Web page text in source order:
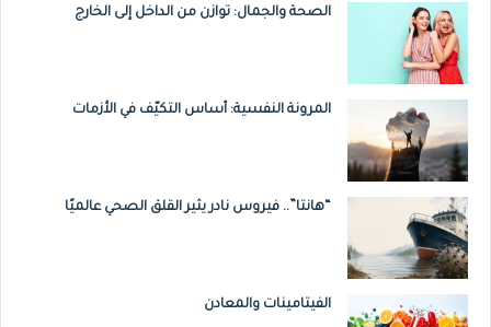
الصحة والجمال: توازن من الداخل إلى الخارج
المرونة النفسية: أساس التكيّف في الأزمات
“هانتا”.. فيروس نادر يثير القلق الصحي عالميًا
الفيتامينات والمعادن